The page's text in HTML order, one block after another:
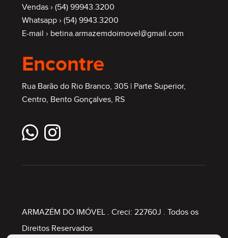
Vendas › (54) 99943.3200
Whatsapp › (54) 9943.3200
E-mail › betina.armazemdoimovel@gmail.com
Encontre
Rua Barão do Rio Branco, 305 | Parte Superior,
Centro, Bento Gonçalves, RS
ARMAZÉM DO IMÓVEL. Creci: 22760J . Todos os
Direitos Reservados